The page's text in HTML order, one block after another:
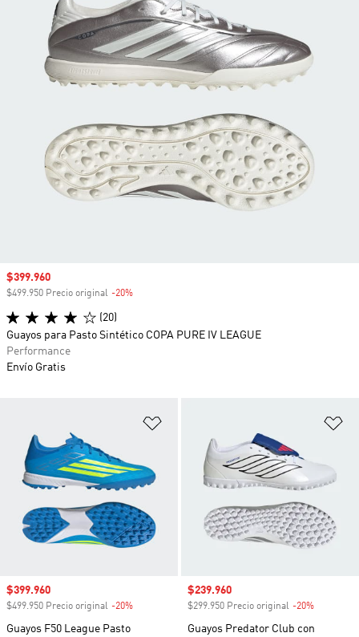
Precio de venta
$399.960
$499.950 Precio original -20%
Guayos F50 League Pasto
Precio de venta
$239.960
$299.950 Precio original -20%
Guayos Predator Club con
Precio de venta
$399.960
$499.950 Precio original -20%
(20)
Guayos para Pasto Sintético COPA PURE IV LEAGUE
Performance
Envío Gratis